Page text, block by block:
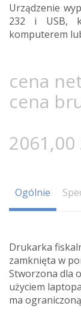
Urządzenie
232 i USB,
komputerem
cena
cena
2061,00
Ogólnie
Drukarka
zamknięta w
Stworzona dla
użyciem
ma